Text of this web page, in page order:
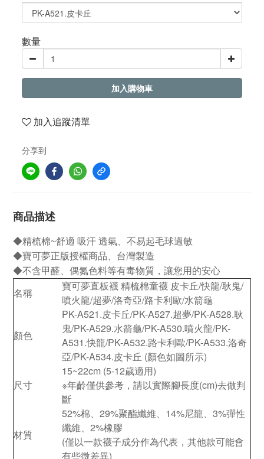
數量
加入購物車
加入追蹤清單
分享到
商品描述
◆精梳棉~舒適 吸汗 透氣、不易起毛球過敏
◆寶可夢正版授權商品、台灣製造
◆不含甲醛、偶氮色料等有毒物質，讓您用的安心
名稱
寶可夢直板襪 精梳棉童襪 皮卡丘/快龍/耿鬼/
噴火龍/超夢/洛奇亞/路卡利歐/水箭龜
顏色
PK-A521.皮卡丘/PK-A527.超夢/PK-A528.耿
鬼/PK-A529.水箭龜/PK-A530.噴火龍/PK-
A531.快龍/PK-A532.路卡利歐/PK-A533.洛奇
亞/PK-A534.皮卡丘 (顏色如圖所示)
尺寸
15~22cm (5-12歲適用)
※年齡僅供參考，請以實際腳長度(cm)去做判
斷
材質
52%棉、29%聚酯纖維、14%尼龍、3%彈性
纖維、2%橡膠
(僅以一款襪子成分作為代表，其他款可能會
有些微差異)